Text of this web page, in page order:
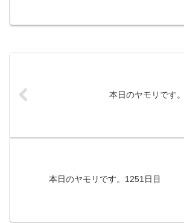
本日のヤモリです
本日のヤモリです。1251日目